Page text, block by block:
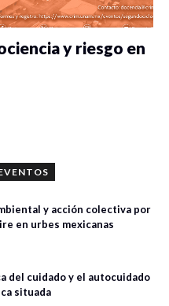
y riesgo en
y acción colectiva por
en urbes mexicanas
del cuidado y el autocuidado
situada